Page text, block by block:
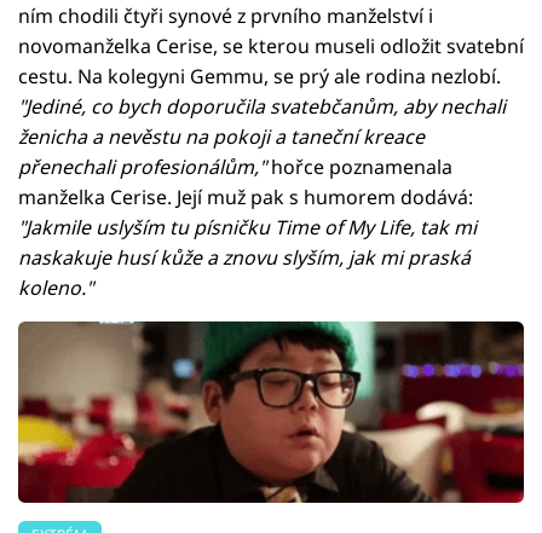
ním chodili čtyři synové z prvního manželství i
novomanželka Cerise, se kterou museli odložit svatební
cestu. Na kolegyni Gemmu, se prý ale rodina nezlobí.
"Jediné, co bych doporučila svatebčanům, aby nechali
ženicha a nevěstu na pokoji a taneční kreace
přenechali profesionálům,"hořce poznamenala
manželka Cerise. Její muž pak s humorem dodává:
"Jakmile uslyším tu písničku Time of My Life, tak mi
naskakuje husí kůže a znovu slyším, jak mi praská
koleno."